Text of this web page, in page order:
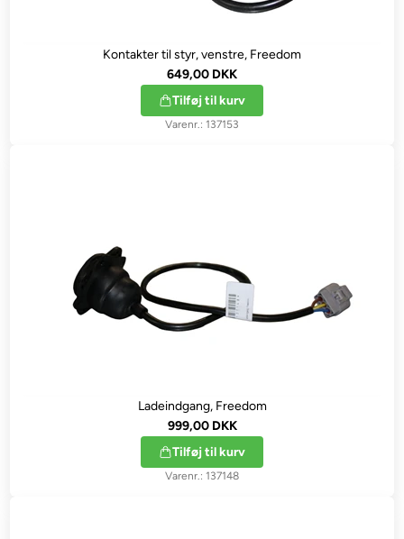
Kontakter til styr, venstre, Freedom
649,00 DKK
Tilføj til kurv
137153
Ladeindgang, Freedom
999,00 DKK
Tilføj til kurv
137148